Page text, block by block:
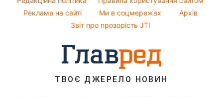
Новини Черкаси
Новини Рівного
Софія Ротару
Ольга Сумська
Напої
Святкове меню
Реклама на сайті
Ми в соцмережах
Архів
Звіт про прозорість JTI
ТВОЄ ДЖЕРЕЛО НОВИН